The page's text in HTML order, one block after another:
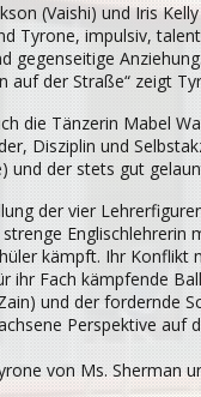
(Vaishi) und Iris
Tyrone, impulsiv,
gegenseitige
auf der Straße“ zeigt
die Tänzerin Mabel
Disziplin und
und der stets gut
der vier
kämpft. Ihr
ihr Fach kämpfende
und der fordernde
Perspektive
von Ms. Sherman